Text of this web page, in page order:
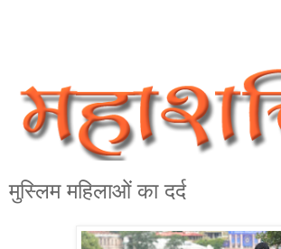
मुस्लिम महिलाओं का दर्द